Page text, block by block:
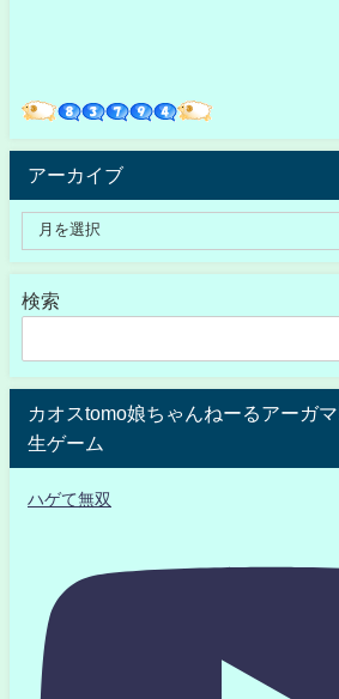
アーカイブ
検索
カオスtomo娘ちゃんねーるアーガ
生ゲーム
ハゲて無双